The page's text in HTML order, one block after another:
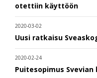
otettiin käyttöön
2020-03-02
Uusi ratkaisu
2020-02-24
Puitesopimus Svevian